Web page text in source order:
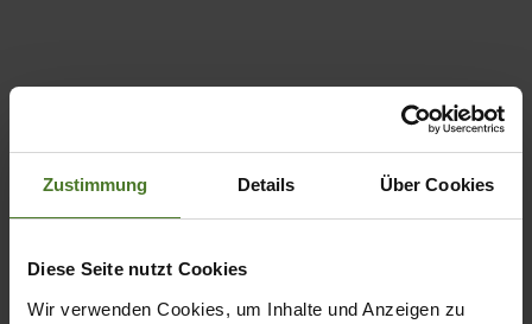
Zustimmung Details Über Cookies
Diese Seite nutzt Cookies
Wir verwenden Cookies, um Inhalte und Anzeigen zu